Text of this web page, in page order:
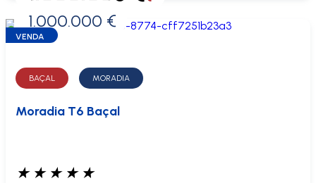
0 €
1.000.000 €
VENDA
BAÇAL MORADIA
Moradia T6 Baçal
★ ★ ★ ★ ★